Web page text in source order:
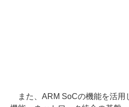
また、ARM SoCの機能を活用